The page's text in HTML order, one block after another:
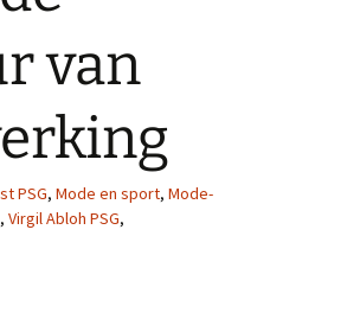
van
PSG, Mode en sport, Mode-
, Virgil Abloh PSG,